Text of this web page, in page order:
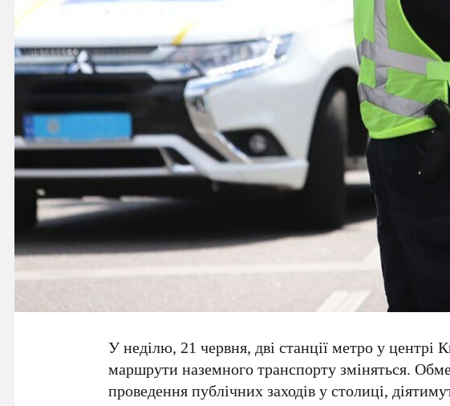
У неділю, 21 червня, дві станції метро у центрі
маршрути наземного транспорту зміняться.
проведення публічних заходів у столиці,